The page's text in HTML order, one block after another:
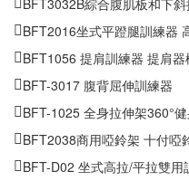
上一篇：BFT2028上斜臥推舉